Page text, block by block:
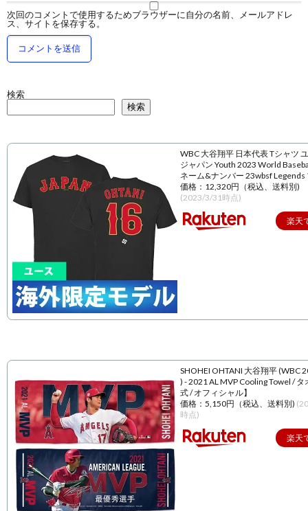
次回のコメントで使用するためブラウザーに自分の名前、メールアドレ
ス、サイトを保存する。
検索
検索
WBC 大谷翔平 日本代表 Tシャツ
ジャパン Youth 2023 World
ネーム&ナンバー 23wbsf Legends
価格：12,320円（税込、送料別)
(2023/3/31時点)
楽天
SHOHEI OHTANI 大谷翔平 (WBC
) - 2021 AL MVP Cooling Towel / タ
式 / オフィシャル】
価格：5,150円（税込、送料別)
時点)
楽天